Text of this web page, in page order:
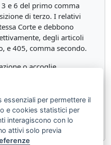
e 6 del primo comma
di terzo. I relativi
Corte e debbono
degli articoli
e 405, comma secondo.
o accoglie
ulteriori accertamenti di
la revocazione ovvero
di terzo, rinvia la
la sentenza cassata.
per permettere il
e cookies statistici per
interagiscono con lo
attivi solo previa